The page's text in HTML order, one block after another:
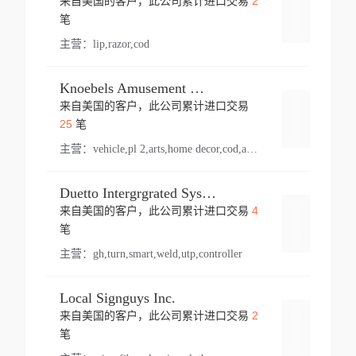
笔
主营： lip,razor,cod
Knoebels Amusement Resort
来自美国的客户，此公司累计进口交易
25笔
主营： vehicle,pl 2,arts,home decor,cod,amusement ride,sea
Duetto Intergrgrated Systems Inc.
来自美国的客户，此公司累计进口交易 4
笔
主营： gh,turn,smart,weld,utp,controller
Local Signguys Inc.
来自美国的客户，此公司累计进口交易 2
笔